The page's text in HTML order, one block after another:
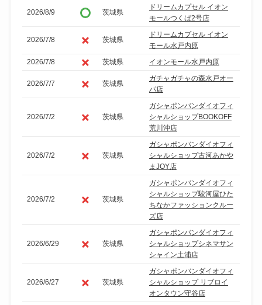
2026/8/9 茨城県
ドリームカプセル イオン
モールつくば2号店
2026/7/8 茨城県
ドリームカプセル イオン
モール水戸内原
2026/7/8
茨城県 イオンモール水戸内原
2026/7/7 茨城県
ガチャガチャの森水戸オー
パ店
2026/7/2 茨城県
ガシャポンバンダイオフィ
シャルショップBOOKOFF
荒川沖店
2026/7/2 茨城県
ガシャポンバンダイオフィ
シャルショップ古河あかや
まJOY店
2026/7/2 茨城県
ガシャポンバンダイオフィ
シャルショップ駿河屋ひた
ちなかファッションクルー
ズ店
2026/6/29 茨城県
ガシャポンバンダイオフィ
シャルショップシネマサン
シャイン土浦店
2026/6/27 茨城県
ガシャポンバンダイオフィ
シャルショップ リブロイ
オンタウン守谷店